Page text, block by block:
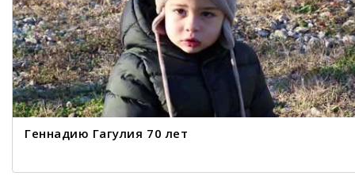
Геннадию Гагулия 70 лет